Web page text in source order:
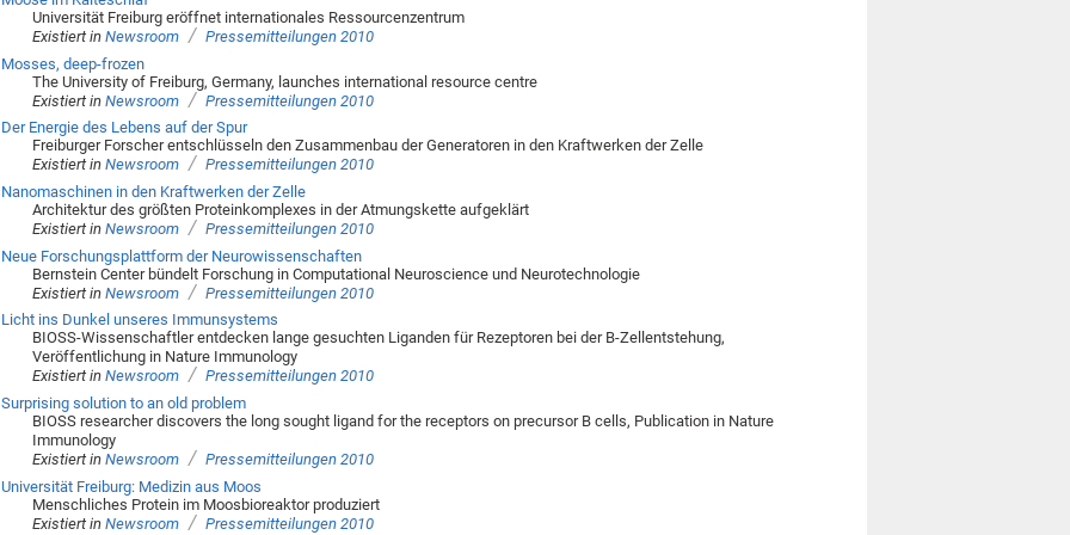
Universität Freiburg eröffnet internationales Ressourcenzentrum
Existiert in Newsroom / Pressemitteilungen 2010
Mosses, deep-frozen
The University of Freiburg, Germany, launches international resource centre
Existiert in Newsroom / Pressemitteilungen 2010
Der Energie des Lebens auf der Spur
Freiburger Forscher entschlüsseln den Zusammenbau der Generatoren in den Kraftwerken der Zelle
Existiert in Newsroom / Pressemitteilungen 2010
Nanomaschinen in den Kraftwerken der Zelle
Architektur des größten Proteinkomplexes in der Atmungskette aufgeklärt
Existiert in Newsroom / Pressemitteilungen 2010
Neue Forschungsplattform der Neurowissenschaften
Bernstein Center bündelt Forschung in Computational Neuroscience und Neurotechnologie
Existiert in Newsroom / Pressemitteilungen 2010
Licht ins Dunkel unseres Immunsystems
BIOSS-Wissenschaftler entdecken lange gesuchten Liganden für Rezeptoren bei der B-Zellentstehung,
Veröffentlichung in Nature Immunology
Existiert in Newsroom / Pressemitteilungen 2010
Surprising solution to an old problem
BIOSS researcher discovers the long sought ligand for the receptors on precursor B cells, Publication in Nature
Immunology
Existiert in Newsroom / Pressemitteilungen 2010
Universität Freiburg: Medizin aus Moos
Menschliches Protein im Moosbioreaktor produziert
Existiert in Newsroom / Pressemitteilungen 2010